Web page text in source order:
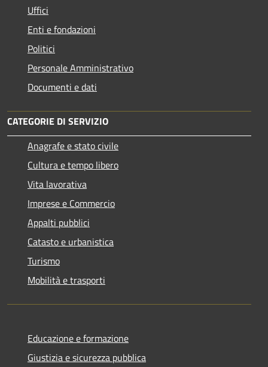
Uffici
Enti e fondazioni
Politici
Personale Amministrativo
Documenti e dati
CATEGORIE DI SERVIZIO
Anagrafe e stato civile
Cultura e tempo libero
Vita lavorativa
Imprese e Commercio
Appalti pubblici
Catasto e urbanistica
Turismo
Mobilità e trasporti
Educazione e formazione
Giustizia e sicurezza pubblica